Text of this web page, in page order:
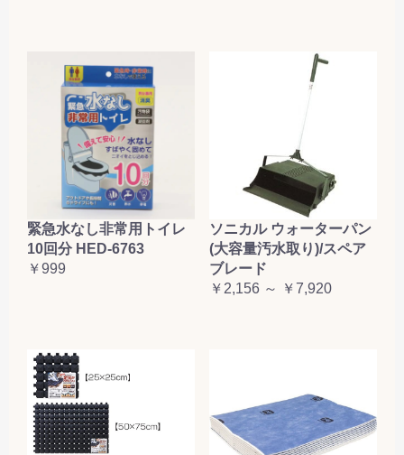
緊急水なし非常用トイレ
10回分 HED-6763
￥999
ソニカル ウォーターパン
(大容量汚水取り)/スペア
ブレード
￥2,156 ～ ￥7,920